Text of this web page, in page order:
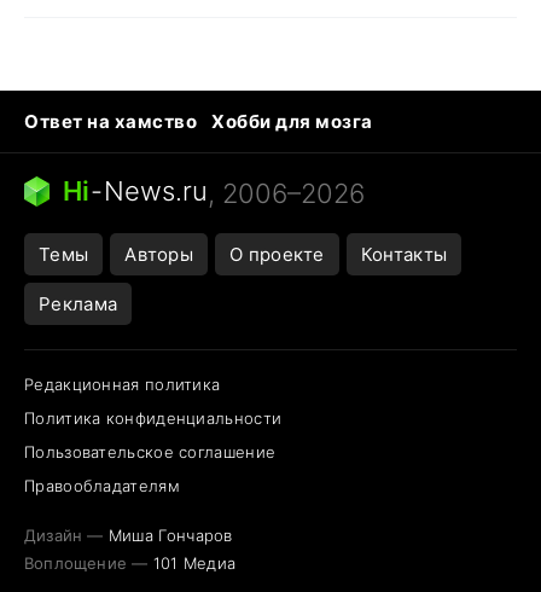
Ответ на хамство
Хобби для мозга
Бензин 100 vs 95
Тунцы в океанариуме
Следующая пандемия
Hi-News.ru, 2006–2026
Темы Авторы О проекте Контакты
Реклама
Редакционная политика
Политика конфиденциальности
Пользовательское соглашение
Правообладателям
Дизайн — Миша Гончаров
Воплощение — 101 Медиа